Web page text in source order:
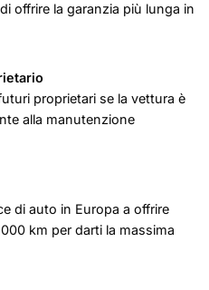
offrire la garanzia più lunga in
proprietari se la vettura è
alla manutenzione
di auto in Europa a offrire
km per darti la massima